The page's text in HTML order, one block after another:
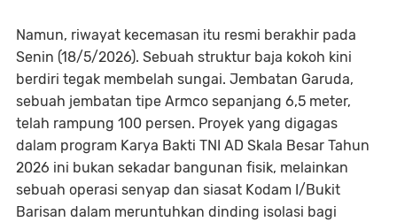
Namun, riwayat kecemasan itu resmi berakhir pada
Senin (18/5/2026). Sebuah struktur baja kokoh kini
berdiri tegak membelah sungai. Jembatan Garuda,
sebuah jembatan tipe Armco sepanjang 6,5 meter,
telah rampung 100 persen. Proyek yang digagas
dalam program Karya Bakti TNI AD Skala Besar Tahun
2026 ini bukan sekadar bangunan fisik, melainkan
sebuah operasi senyap dan siasat Kodam I/Bukit
Barisan dalam meruntuhkan dinding isolasi bagi